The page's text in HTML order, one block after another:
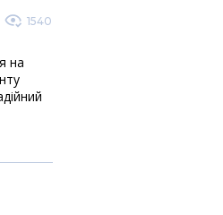
1540
на